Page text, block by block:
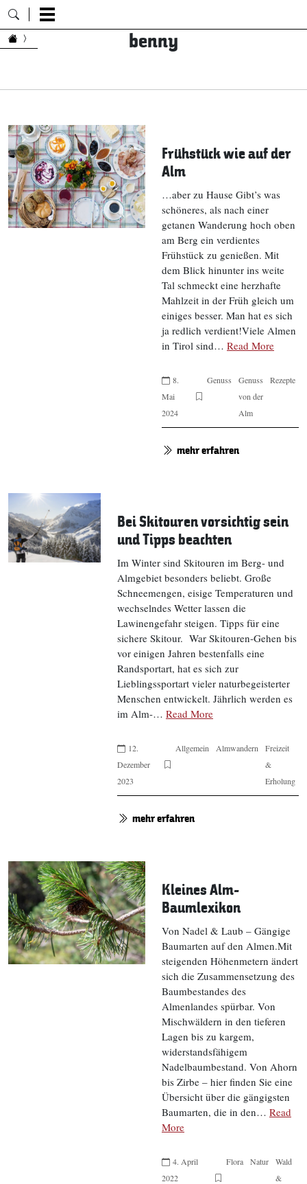
Zum Inhalt springen benny
Frühstück wie auf der
Alm
…aber zu Hause Gibt’s was
schöneres, als nach einer
getanen Wanderung hoch oben
am Berg ein verdientes
Frühstück zu genießen. Mit
dem Blick hinunter ins weite
Tal schmeckt eine herzhafte
Mahlzeit in der Früh gleich um
einiges besser. Man hat es sich
ja redlich verdient!Viele Almen
in Tirol sind… Read More
8.
Mai
2024
Genuss
Genuss
von der
Alm
Rezepte
mehr erfahren
Bei Skitouren vorsichtig sein
und Tipps beachten
Im Winter sind Skitouren im Berg- und
Almgebiet besonders beliebt. Große
Schneemengen, eisige Temperaturen und
wechselndes Wetter lassen die
Lawinengefahr steigen. Tipps für eine
sichere Skitour. War Skitouren-Gehen bis
vor einigen Jahren bestenfalls eine
Randsportart, hat es sich zur
Lieblingssportart vieler naturbegeisterter
Menschen entwickelt. Jährlich werden es
im Alm-… Read More
12.
Dezember
2023
Allgemein Almwandern
Freizeit
&
Erholung
mehr erfahren
Kleines Alm-
Baumlexikon
Von Nadel & Laub – Gängige
Baumarten auf den Almen.Mit
steigenden Höhenmetern ändert
sich die Zusammensetzung des
Baumbestandes des
Almenlandes spürbar. Von
Mischwäldern in den tieferen
Lagen bis zu kargem,
widerstandsfähigem
Nadelbaumbestand. Von Ahorn
bis Zirbe – hier finden Sie eine
Übersicht über die gängigsten
Baumarten, die in den… Read
More
4. April
2022
Flora Natur
Wald
&